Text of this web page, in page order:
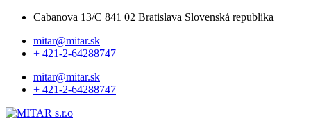
Cabanova 13/C 841 02 Bratislava Slovenská republika
mitar@mitar.sk
+ 421-2-64288747
mitar@mitar.sk
+ 421-2-64288747